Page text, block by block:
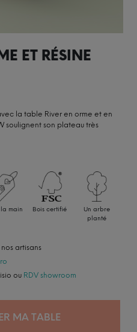
ET RÉSINE
la table River en orme et en
soulignent son plateau très
main Bois certifié
Un arbre
planté
artisans
ou RDV showroom
MA TABLE